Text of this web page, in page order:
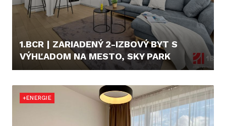
1.BCR | ZARIADENÝ 2-IZBOVÝ BYT S
VÝHĽADOM NA MESTO, SKY PARK
+ENERGIE